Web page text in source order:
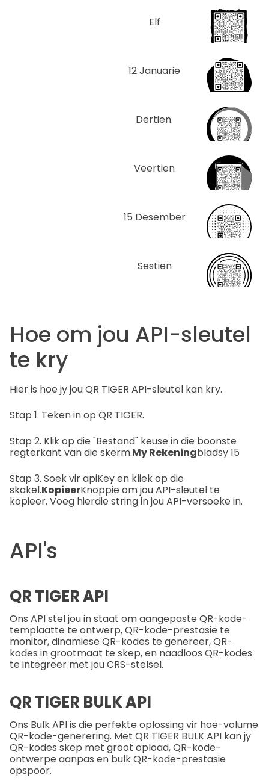
Elf
12 Januarie
Dertien.
Veertien
15 Desember
Sestien
Hoe om jou API-sleutel
te kry
Hier is hoe jy jou QR TIGER API-sleutel kan kry.
Stap 1. Teken in op QR TIGER.
Stap 2. Klik op die "Bestand" keuse in die boonste
regterkant van die skerm.My Rekeningbladsy 15
Stap 3. Soek vir apiKey en kliek op die
skakel.KopieerKnoppie om jou API-sleutel te
kopieer. Voeg hierdie string in jou API-versoeke in.
API's
QR TIGER API
Ons API stel jou in staat om aangepaste QR-kode-
templaatte te ontwerp, QR-kode-prestasie te
monitor, dinamiese QR-kodes te genereer, QR-
kodes in grootmaat te skep, en naadloos QR-kodes
te integreer met jou CRS-stelsel.
QR TIGER BULK API
Ons Bulk API is die perfekte oplossing vir hoë-volume
QR-kode-generering. Met QR TIGER BULK API kan jy
QR-kodes skep met groot opload, QR-kode-
ontwerpe aanpas en bulk QR-kode-prestasie
opspoor.